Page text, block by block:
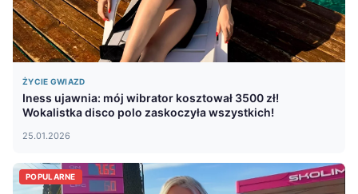
ŻYCIE GWIAZD
Iness ujawnia: mój wibrator kosztował 3500 zł!
Wokalistka disco polo zaskoczyła wszystkich!
25.01.2026
POPULARNE